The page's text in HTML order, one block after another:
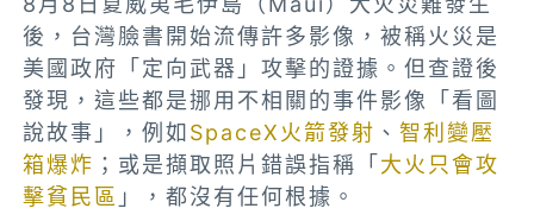
後，台灣臉書開始流傳許多影像，被稱火災是
美國政府「定向武器」攻擊的證據。但查證後
發現，這些都是挪用不相關的事件影像「看圖
說故事」，例如 SpaceX火箭發射 、智利變壓
箱爆炸 ；或是擷取照片錯誤指稱「 大火只會攻
擊貧民區 」，都沒有任何根據。